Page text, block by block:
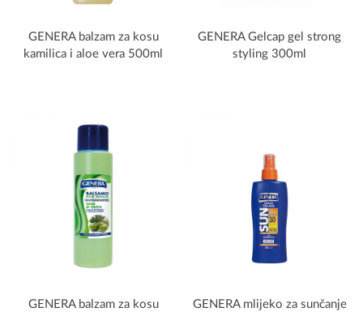
GENERA balzam za kosu
kamilica i aloe vera 500ml
GENERA Gelcap gel strong
styling 300ml
GENERA balzam za kosu
GENERA mlijeko za sunčanje